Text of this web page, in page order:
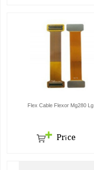
Flex Cable Flexor Mg280 Lg